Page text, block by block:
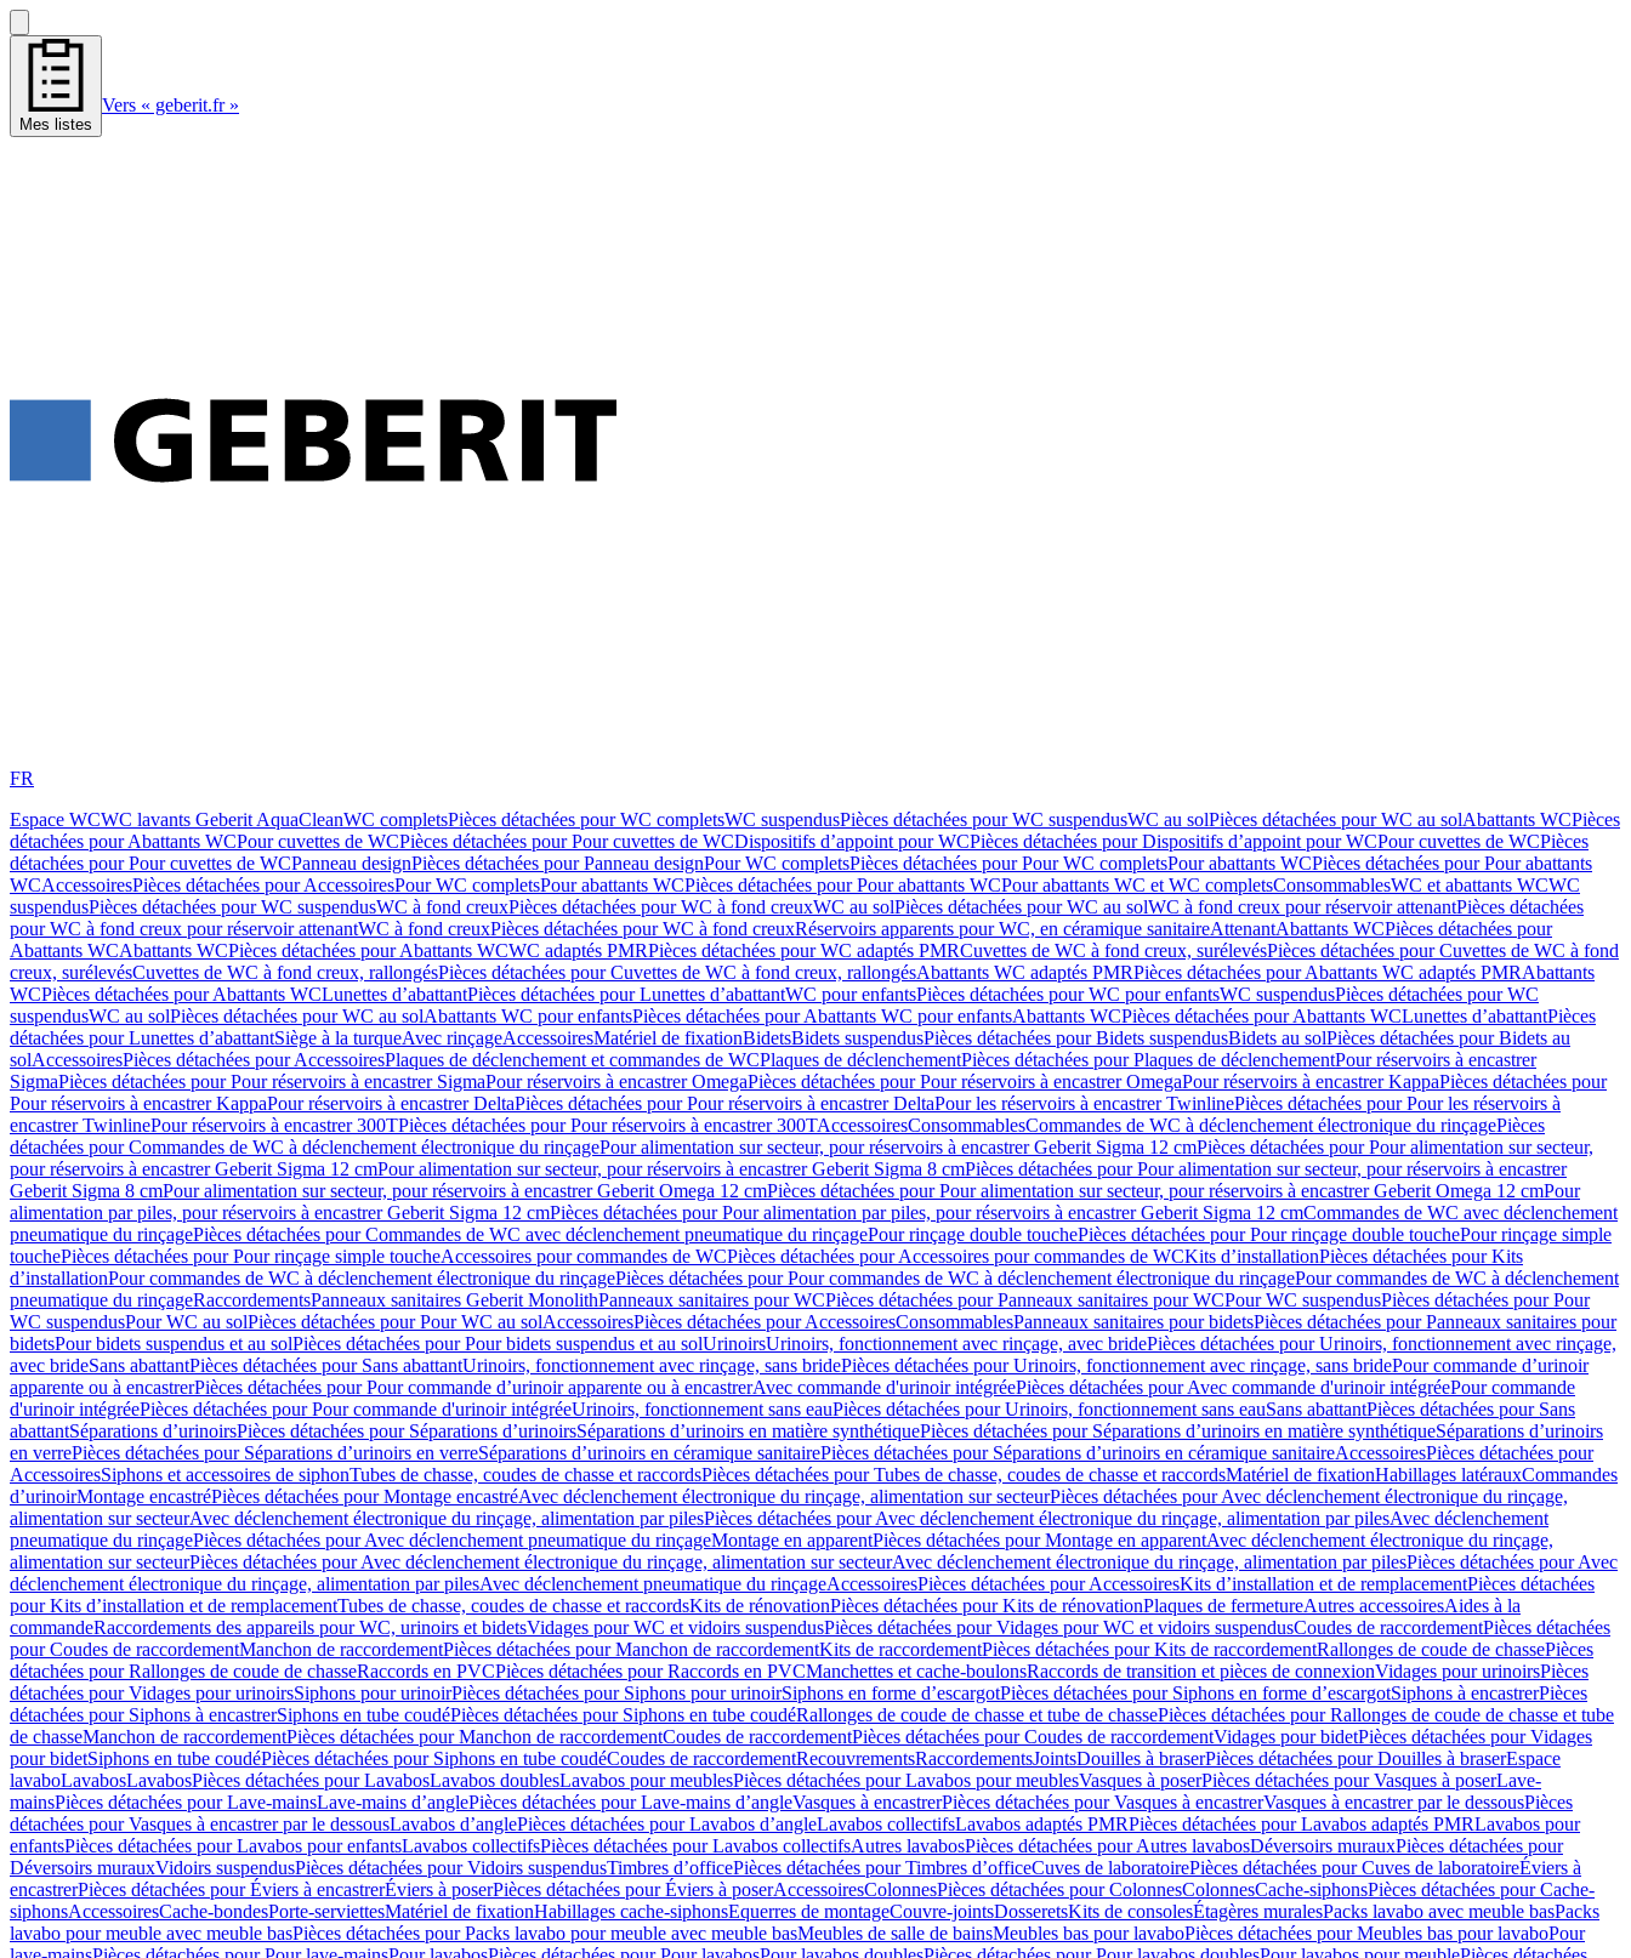
Mes listes
Vers « geberit.fr »
FR
Espace WCWC lavants Geberit AquaCleanWC completsPièces détachées pour WC completsWC suspendusPièces détachées pour WC suspendusWC au solPièces détachées pour WC au solAbattants WCPièces
détachées pour Abattants WCPour cuvettes de WCPièces détachées pour Pour cuvettes de WCDispositifs d’appoint pour WCPièces détachées pour Dispositifs d’appoint pour WCPour cuvettes de WCPièces
détachées pour Pour cuvettes de WCPanneau designPièces détachées pour Panneau designPour WC completsPièces détachées pour Pour WC completsPour abattants WCPièces détachées pour Pour abattants
WCAccessoiresPièces détachées pour AccessoiresPour WC completsPour abattants WCPièces détachées pour Pour abattants WCPour abattants WC et WC completsConsommablesWC et abattants WCWC
suspendusPièces détachées pour WC suspendusWC à fond creuxPièces détachées pour WC à fond creuxWC au solPièces détachées pour WC au solWC à fond creux pour réservoir attenantPièces détachées
pour WC à fond creux pour réservoir attenantWC à fond creuxPièces détachées pour WC à fond creuxRéservoirs apparents pour WC, en céramique sanitaireAttenantAbattants WCPièces détachées pour
Abattants WCAbattants WCPièces détachées pour Abattants WCWC adaptés PMRPièces détachées pour WC adaptés PMRCuvettes de WC à fond creux, surélevésPièces détachées pour Cuvettes de WC à fond
creux, surélevésCuvettes de WC à fond creux, rallongésPièces détachées pour Cuvettes de WC à fond creux, rallongésAbattants WC adaptés PMRPièces détachées pour Abattants WC adaptés PMRAbattants
WCPièces détachées pour Abattants WCLunettes d’abattantPièces détachées pour Lunettes d’abattantWC pour enfantsPièces détachées pour WC pour enfantsWC suspendusPièces détachées pour WC
suspendusWC au solPièces détachées pour WC au solAbattants WC pour enfantsPièces détachées pour Abattants WC pour enfantsAbattants WCPièces détachées pour Abattants WCLunettes d’abattantPièces
détachées pour Lunettes d’abattantSiège à la turqueAvec rinçageAccessoiresMatériel de fixationBidetsBidets suspendusPièces détachées pour Bidets suspendusBidets au solPièces détachées pour Bidets au
solAccessoiresPièces détachées pour AccessoiresPlaques de déclenchement et commandes de WCPlaques de déclenchementPièces détachées pour Plaques de déclenchementPour réservoirs à encastrer
SigmaPièces détachées pour Pour réservoirs à encastrer SigmaPour réservoirs à encastrer OmegaPièces détachées pour Pour réservoirs à encastrer OmegaPour réservoirs à encastrer KappaPièces détachées pour
Pour réservoirs à encastrer KappaPour réservoirs à encastrer DeltaPièces détachées pour Pour réservoirs à encastrer DeltaPour les réservoirs à encastrer TwinlinePièces détachées pour Pour les réservoirs à
encastrer TwinlinePour réservoirs à encastrer 300TPièces détachées pour Pour réservoirs à encastrer 300TAccessoiresConsommablesCommandes de WC à déclenchement électronique du rinçagePièces
détachées pour Commandes de WC à déclenchement électronique du rinçagePour alimentation sur secteur, pour réservoirs à encastrer Geberit Sigma 12 cmPièces détachées pour Pour alimentation sur secteur,
pour réservoirs à encastrer Geberit Sigma 12 cmPour alimentation sur secteur, pour réservoirs à encastrer Geberit Sigma 8 cmPièces détachées pour Pour alimentation sur secteur, pour réservoirs à encastrer
Geberit Sigma 8 cmPour alimentation sur secteur, pour réservoirs à encastrer Geberit Omega 12 cmPièces détachées pour Pour alimentation sur secteur, pour réservoirs à encastrer Geberit Omega 12 cmPour
alimentation par piles, pour réservoirs à encastrer Geberit Sigma 12 cmPièces détachées pour Pour alimentation par piles, pour réservoirs à encastrer Geberit Sigma 12 cmCommandes de WC avec déclenchement
pneumatique du rinçagePièces détachées pour Commandes de WC avec déclenchement pneumatique du rinçagePour rinçage double touchePièces détachées pour Pour rinçage double touchePour rinçage simple
touchePièces détachées pour Pour rinçage simple toucheAccessoires pour commandes de WCPièces détachées pour Accessoires pour commandes de WCKits d’installationPièces détachées pour Kits
d’installationPour commandes de WC à déclenchement électronique du rinçagePièces détachées pour Pour commandes de WC à déclenchement électronique du rinçagePour commandes de WC à déclenchement
pneumatique du rinçageRaccordementsPanneaux sanitaires Geberit MonolithPanneaux sanitaires pour WCPièces détachées pour Panneaux sanitaires pour WCPour WC suspendusPièces détachées pour Pour
WC suspendusPour WC au solPièces détachées pour Pour WC au solAccessoiresPièces détachées pour AccessoiresConsommablesPanneaux sanitaires pour bidetsPièces détachées pour Panneaux sanitaires pour
bidetsPour bidets suspendus et au solPièces détachées pour Pour bidets suspendus et au solUrinoirsUrinoirs, fonctionnement avec rinçage, avec bridePièces détachées pour Urinoirs, fonctionnement avec rinçage,
avec brideSans abattantPièces détachées pour Sans abattantUrinoirs, fonctionnement avec rinçage, sans bridePièces détachées pour Urinoirs, fonctionnement avec rinçage, sans bridePour commande d’urinoir
apparente ou à encastrerPièces détachées pour Pour commande d’urinoir apparente ou à encastrerAvec commande d'urinoir intégréePièces détachées pour Avec commande d'urinoir intégréePour commande
d'urinoir intégréePièces détachées pour Pour commande d'urinoir intégréeUrinoirs, fonctionnement sans eauPièces détachées pour Urinoirs, fonctionnement sans eauSans abattantPièces détachées pour Sans
abattantSéparations d’urinoirsPièces détachées pour Séparations d’urinoirsSéparations d’urinoirs en matière synthétiquePièces détachées pour Séparations d’urinoirs en matière synthétiqueSéparations d’urinoirs
en verrePièces détachées pour Séparations d’urinoirs en verreSéparations d’urinoirs en céramique sanitairePièces détachées pour Séparations d’urinoirs en céramique sanitaireAccessoiresPièces détachées pour
AccessoiresSiphons et accessoires de siphonTubes de chasse, coudes de chasse et raccordsPièces détachées pour Tubes de chasse, coudes de chasse et raccordsMatériel de fixationHabillages latérauxCommandes
dʼurinoirMontage encastréPièces détachées pour Montage encastréAvec déclenchement électronique du rinçage, alimentation sur secteurPièces détachées pour Avec déclenchement électronique du rinçage,
alimentation sur secteurAvec déclenchement électronique du rinçage, alimentation par pilesPièces détachées pour Avec déclenchement électronique du rinçage, alimentation par pilesAvec déclenchement
pneumatique du rinçagePièces détachées pour Avec déclenchement pneumatique du rinçageMontage en apparentPièces détachées pour Montage en apparentAvec déclenchement électronique du rinçage,
alimentation sur secteurPièces détachées pour Avec déclenchement électronique du rinçage, alimentation sur secteurAvec déclenchement électronique du rinçage, alimentation par pilesPièces détachées pour Avec
déclenchement électronique du rinçage, alimentation par pilesAvec déclenchement pneumatique du rinçageAccessoiresPièces détachées pour AccessoiresKits d’installation et de remplacementPièces détachées
pour Kits d’installation et de remplacementTubes de chasse, coudes de chasse et raccordsKits de rénovationPièces détachées pour Kits de rénovationPlaques de fermetureAutres accessoiresAides à la
commandeRaccordements des appareils pour WC, urinoirs et bidetsVidages pour WC et vidoirs suspendusPièces détachées pour Vidages pour WC et vidoirs suspendusCoudes de raccordementPièces détachées
pour Coudes de raccordementManchon de raccordementPièces détachées pour Manchon de raccordementKits de raccordementPièces détachées pour Kits de raccordementRallonges de coude de chassePièces
détachées pour Rallonges de coude de chasseRaccords en PVCPièces détachées pour Raccords en PVCManchettes et cache-boulonsRaccords de transition et pièces de connexionVidages pour urinoirsPièces
détachées pour Vidages pour urinoirsSiphons pour urinoirPièces détachées pour Siphons pour urinoirSiphons en forme d’escargotPièces détachées pour Siphons en forme d’escargotSiphons à encastrerPièces
détachées pour Siphons à encastrerSiphons en tube coudéPièces détachées pour Siphons en tube coudéRallonges de coude de chasse et tube de chassePièces détachées pour Rallonges de coude de chasse et tube
de chasseManchon de raccordementPièces détachées pour Manchon de raccordementCoudes de raccordementPièces détachées pour Coudes de raccordementVidages pour bidetPièces détachées pour Vidages
pour bidetSiphons en tube coudéPièces détachées pour Siphons en tube coudéCoudes de raccordementRecouvrementsRaccordementsJointsDouilles à braserPièces détachées pour Douilles à braserEspace
lavaboLavabosLavabosPièces détachées pour LavabosLavabos doublesLavabos pour meublesPièces détachées pour Lavabos pour meublesVasques à poserPièces détachées pour Vasques à poserLave-
mainsPièces détachées pour Lave-mainsLave-mains d’anglePièces détachées pour Lave-mains d’angleVasques à encastrerPièces détachées pour Vasques à encastrerVasques à encastrer par le dessousPièces
détachées pour Vasques à encastrer par le dessousLavabos d’anglePièces détachées pour Lavabos d’angleLavabos collectifsLavabos adaptés PMRPièces détachées pour Lavabos adaptés PMRLavabos pour
enfantsPièces détachées pour Lavabos pour enfantsLavabos collectifsPièces détachées pour Lavabos collectifsAutres lavabosPièces détachées pour Autres lavabosDéversoirs murauxPièces détachées pour
Déversoirs murauxVidoirs suspendusPièces détachées pour Vidoirs suspendusTimbres dʼofficePièces détachées pour Timbres dʼofficeCuves de laboratoirePièces détachées pour Cuves de laboratoireÉviers à
encastrerPièces détachées pour Éviers à encastrerÉviers à poserPièces détachées pour Éviers à poserAccessoiresColonnesPièces détachées pour ColonnesColonnesCache-siphonsPièces détachées pour Cache-
siphonsAccessoiresCache-bondesPorte-serviettesMatériel de fixationHabillages cache-siphonsEquerres de montageCouvre-jointsDosseretsKits de consolesÉtagères muralesPacks lavabo avec meuble basPacks
lavabo pour meuble avec meuble basPièces détachées pour Packs lavabo pour meuble avec meuble basMeubles de salle de bainsMeubles bas pour lavaboPièces détachées pour Meubles bas pour lavaboPour